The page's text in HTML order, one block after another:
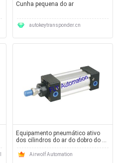
Cunha pequena do ar
autokeytransponder.cn
Equipamento pneumático ativo
dos cilindros do ar do dobro do SI
Φ32-200mm com o coxim de
20mm 26mm
Airwolf Automation